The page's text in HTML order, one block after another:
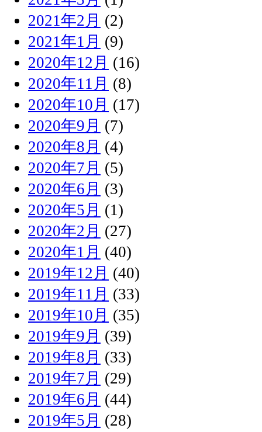
2021年2月 (2)
2021年1月 (9)
2020年12月 (16)
2020年11月 (8)
2020年10月 (17)
2020年9月 (7)
2020年8月 (4)
2020年7月 (5)
2020年6月 (3)
2020年5月 (1)
2020年2月 (27)
2020年1月 (40)
2019年12月 (40)
2019年11月 (33)
2019年10月 (35)
2019年9月 (39)
2019年8月 (33)
2019年7月 (29)
2019年6月 (44)
2019年5月 (28)